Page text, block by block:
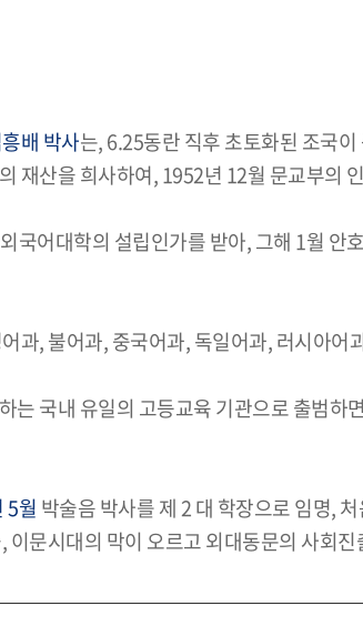
배 박사는, 6.25동란 직후 초토화된 조국
재산을 희사하여, 1952년 12월 문교부의
국어대학의 설립인가를 받아, 그해 1월 안
과, 불어과, 중국어과, 독일어과, 러시아
는 국내 유일의 고등교육 기관으로 출범
5월 박술음 박사를 제 2 대 학장으로 임명,
이문시대의 막이 오르고 외대동문의 사회